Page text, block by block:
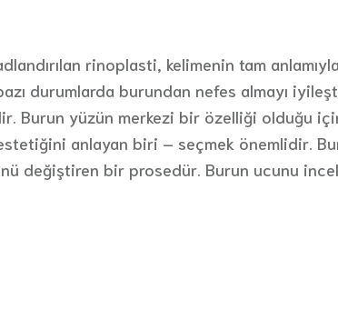
rinoplasti, kelimenin tam
durumlarda burundan nefes almayı
yüzün merkezi bir özelliği olduğu
anlayan biri – seçmek önemlidir.
değiştiren bir prosedür. Burun ucunu